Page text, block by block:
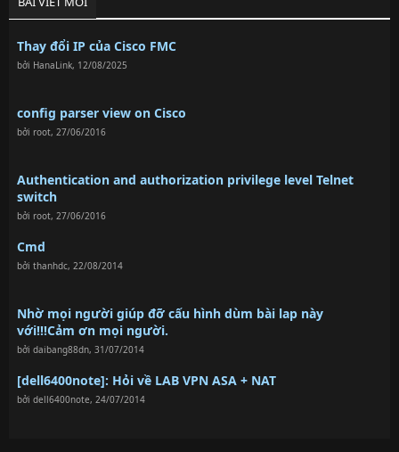
Thay đổi IP của Cisco FMC
bởi HanaLink, 12/08/2025
config parser view on Cisco
bởi root, 27/06/2016
Authentication and authorization privilege level Telnet
switch
bởi root, 27/06/2016
Cmd
bởi thanhdc, 22/08/2014
Nhờ mọi người giúp đỡ cấu hình dùm bài lap này
với!!!Cảm ơn mọi người.
bởi daibang88dn, 31/07/2014
[dell6400note]: Hỏi về LAB VPN ASA + NAT
bởi dell6400note, 24/07/2014